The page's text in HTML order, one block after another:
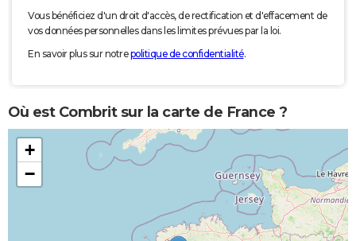
Vous bénéficiez d'un droit d'accès, de rectification et d'effacement de
vos données personnelles dans les limites prévues par la loi.
En savoir plus sur notrepolitique de confidentialité.
Où est Combrit sur la carte de France ?
+
−